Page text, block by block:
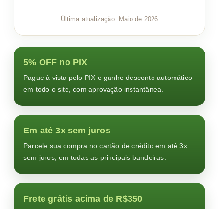
Última atualização: Maio de 2026
5% OFF no PIX
Pague à vista pelo PIX e ganhe desconto automático
em todo o site, com aprovação instantânea.
Em até 3x sem juros
Parcele sua compra no cartão de crédito em até 3x
sem juros, em todas as principais bandeiras.
Frete grátis acima de R$350